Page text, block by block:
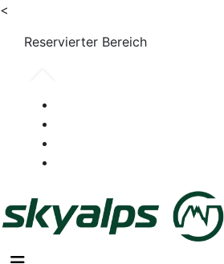
<
Reservierter Bereich